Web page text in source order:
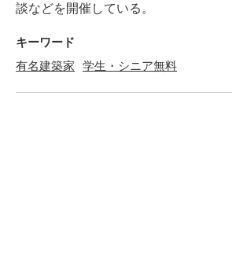
談などを開催している。
キーワード
有名建築家
学生・シニア無料